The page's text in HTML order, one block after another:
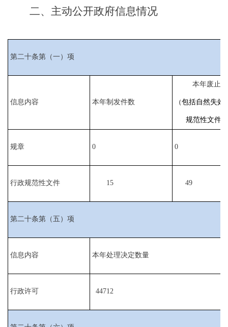
二、主动公开政府信息情况
第二十条第（一）项
信息内容 本年制发件数
本年废止
（包括自然失效
规范性文件
规章 0 0
行政规范性文件 15 49
第二十条第（五）项
信息内容 本年处理决定数量
行政许可 44712